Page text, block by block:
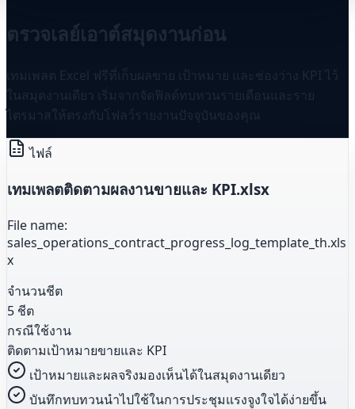
ตรวจเลย์เอาต์สมุดงานก่อน
เทมเพลต Excel ฟรีที่เก็บผลขาย เป้าหมาย และช่องว่าง KPI ไว้
ในสมุดงานเดียว เริ่มจากจัดฟิลด์ทบทวนรายเดือนและราย
ไตรมาสให้ตรงกับโฟลว์รายงานปัจจุบันของคุณ
ไฟล์
เทมเพลตติดตามผลงานขายและ KPI.xlsx
File name:
sales_operations_contract_progress_log_template_th.xls
x
จำนวนชีต
5 ชีต
กรณีใช้งาน
ติดตามเป้าหมายขายและ KPI
เป้าหมายและผลจริงมองเห็นได้ในสมุดงานเดียว
บันทึกทบทวนนำไปใช้ในการประชุมแรงจูงใจได้ง่ายขึ้น